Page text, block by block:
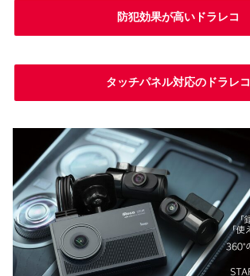
防犯効果が高いドラレコ
タッチパネル対応のドラレコ